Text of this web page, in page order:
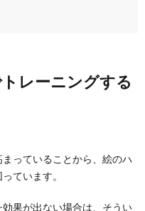
レーニングする
っていることから、絵のハ
ています。
果が出ない場合は、そうい